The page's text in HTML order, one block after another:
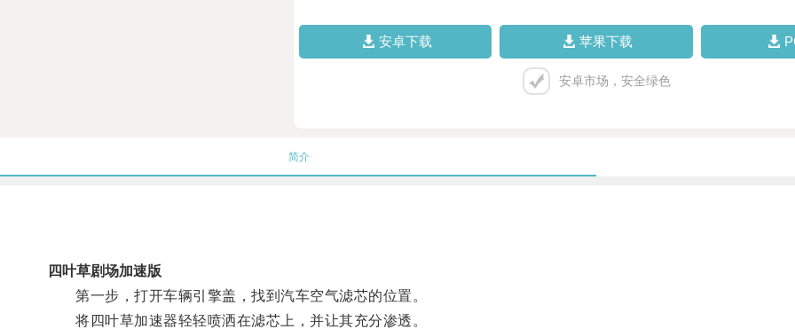
安卓下载 苹果下载
安卓市场，安全绿色
简介
四叶草剧场加速版
第一步，打开车辆引擎盖，找到汽车空气滤芯的位置。
将四叶草加速器轻轻喷洒在滤芯上，并让其充分渗透。